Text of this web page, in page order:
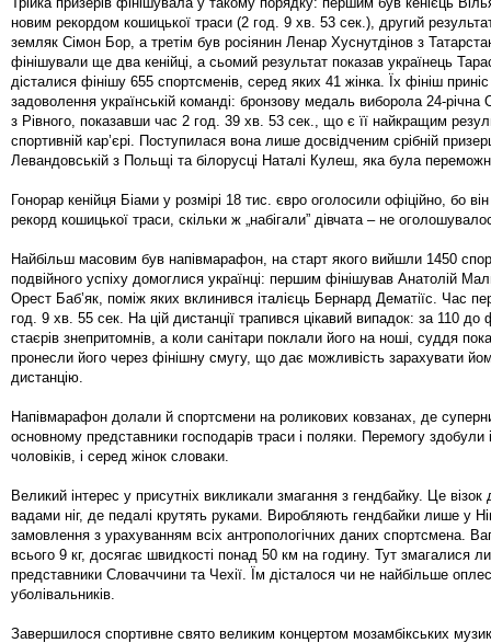
новим рекордом кошицької траси (2 год. 9 хв. 53 сек.), другий
земляк Сімон Бор, а третім був росіянин Ленар Хуснутдінов з
фінішували ще два кенійці, а сьомий результат показав українець
дісталися фінішу 655 спортсменів, серед яких 41 жінка. Їх фініш
задоволення українській команді: бронзову медаль виборола 24-річна
з Рівного, показавши час 2 год. 39 хв. 53 сек., що є її найкращим
спортивній кар’єрі. Поступилася вона лише досвідченим срібній
Левандовській з Польщі та білорусці Наталі Кулеш, яка була
Гонорар кенійця Біами у розмірі 18 тис. євро оголосили офіційно, бо
рекорд кошицької траси, скільки ж „набігали” дівчата – не
Найбільш масовим був напівмарафон, на старт якого вийшли 1450
подвійного успіху домоглися українці: першим фінішував Анатолій
Орест Баб’як, поміж яких вклинився італієць Бернард Дематіїс. Час
год. 9 хв. 55 сек. На цій дистанції трапився цікавий випадок: за 110 до
стаєрів знепритомнів, а коли санітари поклали його на ноші, суддя
пронесли його через фінішну смугу, що дає можливість зарахувати
дистанцію.
Напівмарафон долали й спортсмени на роликових ковзанах, де
основному представники господарів траси і поляки. Перемогу здобули
чоловіків, і серед жінок словаки.
Великий інтерес у присутніх викликали змагання з гендбайку. Це візок
вадами ніг, де педалі крутять руками. Виробляють гендбайки лише у
замовлення з урахуванням всіх антропологічних даних спортсмена.
всього 9 кг, досягає швидкості понад 50 км на годину. Тут змагалися
представники Словаччини та Чехії. Їм дісталося чи не найбільше
уболівальників.
Завершилося спортивне свято великим концертом мозамбікських